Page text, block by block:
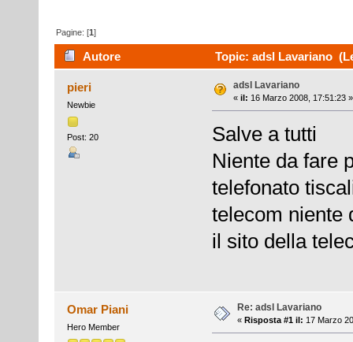
Pagine: [1]
Autore Topic: adsl Lavariano
pieri
Newbie
Post: 20
adsl Lavariano
« il: 16 Marzo 2008, 17:51:23 »
Salve a tutti
Niente da fare
telefonato
telecom niente
il sito della
Omar Piani
Hero Member
Re: adsl Lavariano
« Risposta #1 il: 17 Marzo